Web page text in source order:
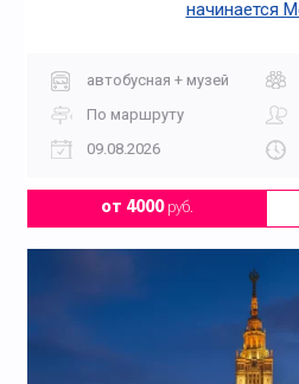
начинается
автобусная + музей
По маршруту
09.08.2026
от 4000руб.